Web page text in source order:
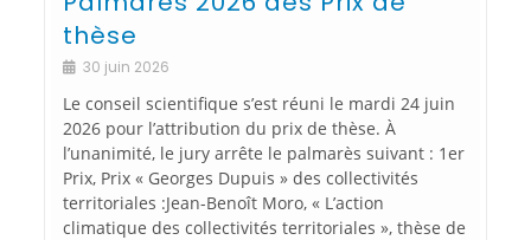
thèse
30 juin 2026
Le conseil scientifique s’est réuni le mardi 24 juin
2026 pour l’attribution du prix de thèse. À
l’unanimité, le jury arrête le palmarès suivant : 1er
Prix, Prix « Georges Dupuis » des collectivités
territoriales :Jean-Benoît Moro, « L’action
climatique des collectivités territoriales », thèse de